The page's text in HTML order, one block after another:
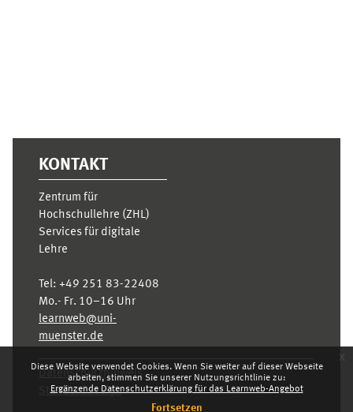
Diese Website verwendet Cookies. Wenn Sie weiter auf dieser Webseite
arbeiten, stimmen Sie unserer Nutzungsrichtlinie zu:
Ergänzende Datenschutzerklärung für das Learnweb-Angebot
Fortsetzen
x
KONTAKT
Zentrum für
Hochschullehre (ZHL)
Services für digitale
Lehre
Tel: +49 251 83-22408
Mo.- Fr. 10–16 Uhr
learnweb@uni-
muenster.de
Datenschutzhinweis
Standarddesign